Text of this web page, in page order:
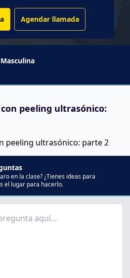
Agendar llamada
peeling ultrasónico:
peeling ultrasónico: parte 2
en la clase? ¿Tienes ideas para
el lugar para hacerlo.